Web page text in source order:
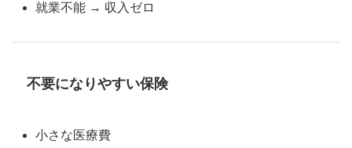
就業不能 → 収入ゼロ
不要になりやすい保険
小さな医療費